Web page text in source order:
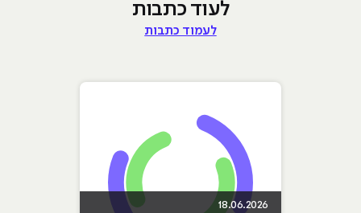
לעוד כתבות
לעמוד כתבות
18.06.2026